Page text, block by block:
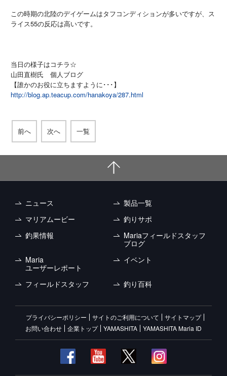
この時期の北陸のデイゲームはタフコンディションが多いですが、ス
ライス55の反応は高いです。
当日の様子はコチラ☆
山田直樹氏 個人ブログ
【誰かのお役に立ちますように･･･】
http://blog.ap.teacup.com/hanakoya/287.html
前へ 次へ 一覧
ニュース
製品一覧
マリアムービー
釣りサポ
釣果情報
Mariaフィールドスタッフ
ブログ
Maria
ユーザーレポート
イベント
フィールドスタッフ 釣り百科
プライバシーポリシー サイトのご利用について
サイトマップ
お問い合わせ
企業トップ YAMASHITA YAMASHITA Maria ID